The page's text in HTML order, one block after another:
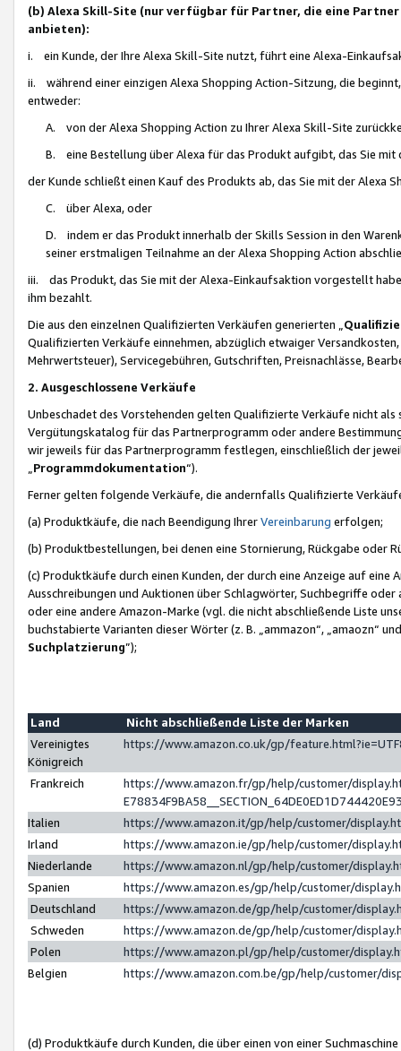
(b) Alexa Skill-Site (nur verfügbar für Partner, die eine
anbieten):
i. ein Kunde, der Ihre Alexa Skill-Site nutzt, führt eine Alexa-
ii. während einer einzigen Alexa Shopping Action-Sitzung, die
entweder:
A. von der Alexa Shopping Action zu Ihrer Alexa Skill-Site
B. eine Bestellung über Alexa für das Produkt aufgibt, das Sie mit
der Kunde schließt einen Kauf des Produkts ab, das Sie mit der Alexa
C. über Alexa, oder
D. indem er das Produkt innerhalb der Skills Session in den
seiner erstmaligen Teilnahme an der Alexa Shopping Action
iii. das Produkt, das Sie mit der Alexa-Einkaufsaktion vorgestellt
ihm bezahlt.
Die aus den einzelnen Qualifizierten Verkäufen generierten „
Qualifizierten Verkäufe einnehmen, abzüglich etwaiger
Mehrwertsteuer), Servicegebühren, Gutschriften, Preisnachlässe,
2. Ausgeschlossene Verkäufe
Unbeschadet des Vorstehenden gelten Qualifizierte Verkäufe nicht
Vergütungskatalog für das Partnerprogramm oder andere
wir jeweils für das Partnerprogramm festlegen, einschließlich der
Programmdokumentation“).
Ferner gelten folgende Verkäufe, die andernfalls Qualifizierte
(a) Produktkäufe, die nach Beendigung IhrerVereinbarung erfolgen;
(b) Produktbestellungen, bei denen eine Stornierung, Rückgabe oder
(c) Produktkäufe durch einen Kunden, der durch eine Anzeige auf
Ausschreibungen und Auktionen über Schlagwörter, Suchbegriffe
oder eine andere Amazon-Marke (vgl. die nicht abschließende Liste
buchstabierte Varianten dieser Wörter (z. B. „ammazon“, „amaozn“
Suchplatzierung”);
Land
Nicht abschließende Liste der Marken
Vereinigtes
Königreich
https://www.amazon.co.uk/gp/
Frankreich
https://www.amazon.fr/gp/help/customer/
Italien
https://www.amazon.it/gp/help/customer/
Irland
https://www.amazon.ie/gp/help/customer/
Niederlande
https://www.amazon.nl/gp/help/customer/
Spanien
https://www.amazon.es/gp/help/customer/
Deutschland
https://www.amazon.de/gp/help/customer/
Schweden
https://www.amazon.de/gp/help/customer/
Polen
https://www.amazon.pl/gp/help/customer/
Belgien
https://www.amazon.com.be/gp/help/customer/
(d) Produktkäufe durch Kunden, die über einen von einer